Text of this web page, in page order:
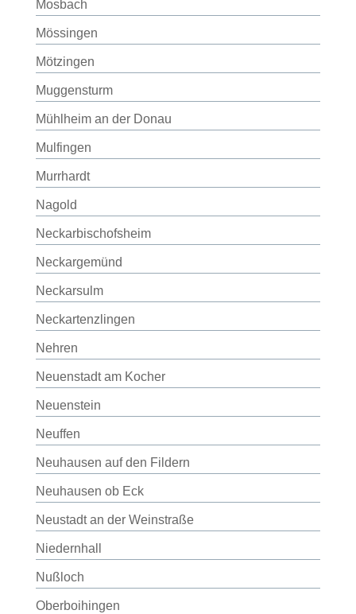
Mosbach
Mössingen
Mötzingen
Muggensturm
Mühlheim an der Donau
Mulfingen
Murrhardt
Nagold
Neckarbischofsheim
Neckargemünd
Neckarsulm
Neckartenzlingen
Nehren
Neuenstadt am Kocher
Neuenstein
Neuffen
Neuhausen auf den Fildern
Neuhausen ob Eck
Neustadt an der Weinstraße
Niedernhall
Nußloch
Oberboihingen